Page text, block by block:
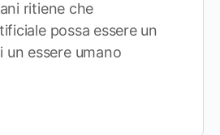
ritiene che
possa essere un
un essere umano